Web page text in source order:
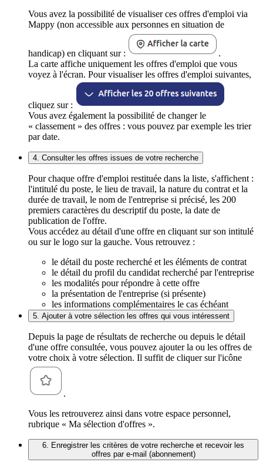
Vous avez la possibilité de visualiser ces offres d'emploi via
Mappy (non accessible aux personnes en situation de
handicap) en cliquant sur :
.
La carte affiche uniquement les offres d'emploi que vous
voyez à l'écran. Pour visualiser les offres d'emploi suivantes,
cliquez sur :
Vous avez également la possibilité de changer le
« classement » des offres : vous pouvez par exemple les trier
par date.
4. Consulter les offres issues de votre recherche
Pour chaque offre d'emploi restituée dans la liste, s'affichent :
l'intitulé du poste, le lieu de travail, la nature du contrat et la
durée de travail, le nom de l'entreprise si précisé, les 200
premiers caractères du descriptif du poste, la date de
publication de l'offre.
Vous accédez au détail d'une offre en cliquant sur son intitulé
ou sur le logo sur la gauche. Vous retrouvez :
le détail du poste recherché et les éléments de contrat
le détail du profil du candidat recherché par l'entreprise
les modalités pour répondre à cette offre
la présentation de l'entreprise (si présente)
les informations complémentaires le cas échéant
5. Ajouter à votre sélection les offres qui vous intéressent
Depuis la page de résultats de recherche ou depuis le détail
d'une offre consultée, vous pouvez ajouter la ou les offres de
votre choix à votre sélection. Il suffit de cliquer sur l'icône
.
Vous les retrouverez ainsi dans votre espace personnel,
rubrique « Ma sélection d'offres ».
6. Enregistrer les critères de votre recherche et recevoir les
offres par e-mail (abonnement)